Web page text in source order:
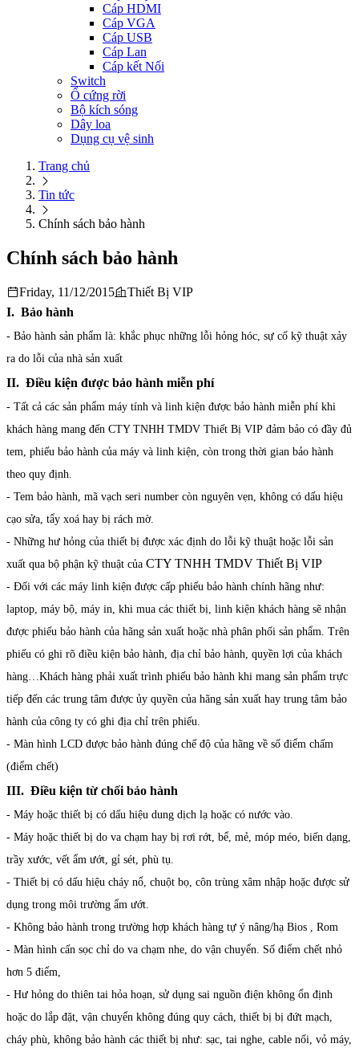
Cáp HDMI
Cáp VGA
Cáp USB
Cáp Lan
Cáp kết Nối
Switch
Ổ cứng rời
Bộ kích sóng
Dây loa
Dụng cụ vệ sinh
Trang chủ
Tin tức
Chính sách bảo hành
Chính sách bảo hành
Friday, 11/12/2015
Thiết Bị VIP
I. Bảo hành
- Bảo hành sản phẩm là: khắc phục những lỗi hỏng hóc, sự cố kỹ thuật xảy
ra do lỗi của nhà sản xuất
II. Điều kiện được bảo hành miễn phí
- Tất cả các sản phẩm máy tính và linh kiện được bảo hành miễn phí khi
khách hàng mang đến CTY TNHH TMDV Thiết Bị VIP đảm bảo có đầy đủ
tem, phiếu bảo hành của máy và linh kiện, còn trong thời gian bảo hành
theo quy định.
- Tem bảo hành, mã vạch seri number còn nguyên vẹn, không có dấu hiệu
cạo sửa, tẩy xoá hay bị rách mờ.
- Những hư hỏng của thiết bị được xác định do lỗi kỹ thuật hoặc lỗi sản
xuất qua bộ phận kỹ thuật của CTY TNHH TMDV Thiết Bị VIP
- Đối với các máy linh kiện được cấp phiếu bảo hành chính hãng như:
laptop, máy bộ, máy in, khi mua các thiết bị, linh kiện khách hàng sẽ nhận
được phiếu bảo hành của hãng sản xuất hoặc nhà phân phối sản phẩm. Trên
phiếu có ghi rõ điều kiện bảo hành, địa chỉ bảo hành, quyền lợi của khách
hàng…Khách hàng phải xuất trình phiếu bảo hành khi mang sản phẩm trực
tiếp đến các trung tâm được ủy quyền của hãng sản xuất hay trung tâm bảo
hành của công ty có ghi địa chỉ trên phiếu.
- Màn hình LCD được bảo hành đúng chế độ của hãng về số điểm chấm
(điểm chết)
III. Điều kiện từ chối bảo hành
- Máy hoặc thiết bị có dấu hiệu dung dịch lạ hoặc có nước vào.
- Máy hoặc thiết bị do va chạm hay bị rơi rớt, bể, mẻ, móp méo, biến dạng,
trầy xước, vết ẩm ướt, gỉ sét, phù tụ.
- Thiết bị có dấu hiệu cháy nổ, chuột bọ, côn trùng xâm nhập hoặc được sử
dụng trong môi trường ẩm ướt.
- Không bảo hành trong trường hợp khách hàng tự ý nâng/hạ Bios , Rom
- Màn hình cấn sọc chỉ do va chạm nhe, do vận chuyển. Số điểm chết nhỏ
hơn 5 điểm,
- Hư hỏng do thiên tai hỏa hoạn, sử dụng sai nguồn điện không ổn định
hoặc do lắp đặt, vận chuyển không đúng quy cách, thiết bị bị đứt mạch,
cháy phù, không bảo hành các thiết bị như: sạc, tai nghe, cable nối, vỏ máy,